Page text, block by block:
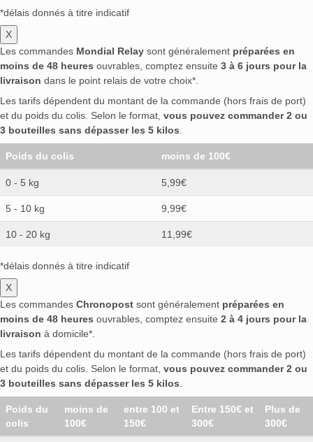
*délais donnés à titre indicatif
X
Les commandes Mondial Relay sont généralement préparées en
moins de 48 heures ouvrables, comptez ensuite 3 à 6 jours pour la
livraison dans le point relais de votre choix*.
Les tarifs dépendent du montant de la commande (hors frais de port)
et du poids du colis. Selon le format, vous pouvez commander 2 ou
3 bouteilles sans dépasser les 5 kilos
Poids du colis moins de 100€
0 - 5 kg 5,99€
5 - 10 kg 9,99€
10 - 20 kg 11,99€
*délais donnés à titre indicatif
X
Les commandes Chronopost sont généralement préparées en
moins de 48 heures ouvrables, comptez ensuite 2 à 4 jours pour la
livraison à domicile*.
Les tarifs dépendent du montant de la commande (hors frais de port)
et du poids du colis. Selon le format, vous pouvez commander 2 ou
3 bouteilles sans dépasser les 5 kilos
Poids du
colis
moins de
100€
entre 100 et
150€
Entre 150€ et
300€
Plus de
300€